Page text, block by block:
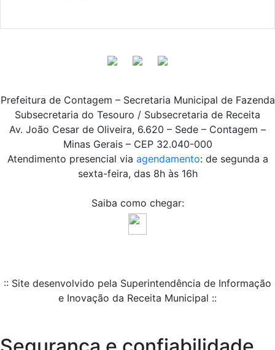
Prefeitura de Contagem – Secretaria Municipal de Fazenda
Subsecretaria do Tesouro / Subsecretaria de Receita
Av. João Cesar de Oliveira, 6.620 – Sede – Contagem –
Minas Gerais – CEP 32.040-000
Atendimento presencial via agendamento: de segunda a
sexta-feira, das 8h às 16h
Saiba como chegar:
:: Site desenvolvido pela Superintendência de Informação
e Inovação da Receita Municipal ::